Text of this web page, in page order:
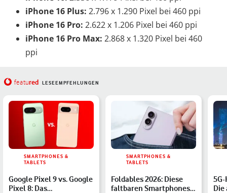
iPhone 16 Plus: 2.796 x 1.290 Pixel bei 460 ppi
iPhone 16 Pro: 2.622 x 1.206 Pixel bei 460 ppi
iPhone 16 Pro Max: 2.868 x 1.320 Pixel bei 460
ppi
featured LESEEMPFEHLUNGEN
SMARTPHONES &
TABLETS
Google Pixel 9 vs. Google
Pixel 8: Das
SMARTPHONES &
TABLETS
Foldables 2026: Diese
faltbaren Smartphones